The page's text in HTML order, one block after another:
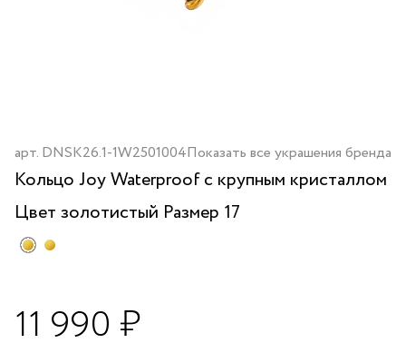
арт. DNSK26.1-1W2501004Показать все украшения бренда
Кольцо Joy Waterproof с крупным кристаллом
Цвет золотистый Размер 17
11 990 ₽